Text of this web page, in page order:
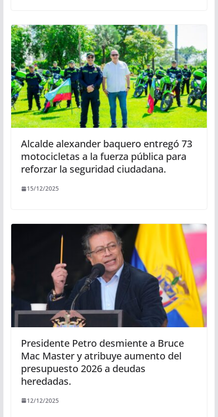
Alcalde alexander baquero entregó 73
motocicletas a la fuerza pública para
reforzar la seguridad ciudadana.
15/12/2025
Presidente Petro desmiente a Bruce
Mac Master y atribuye aumento del
presupuesto 2026 a deudas
heredadas.
12/12/2025